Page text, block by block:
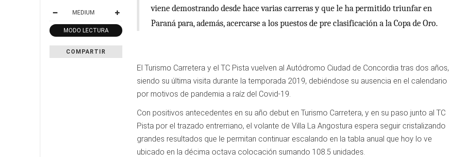
MEDIUM
MODO LECTURA
COMPARTIR
viene demostrando desde hace varias carreras y que le ha permitido triunfar en
Paraná para, además, acercarse a los puestos de pre clasificación a la Copa de Oro.
El Turismo Carretera y el TC Pista vuelven al Autódromo Ciudad de Concordia tras dos años,
siendo su última visita durante la temporada 2019, debiéndose su ausencia en el calendario
por motivos de pandemia a raíz del Covid-19.
Con positivos antecedentes en su año debut en Turismo Carretera, y en su paso junto al TC
Pista por el trazado entrerriano, el volante de Villa La Angostura espera seguir cristalizando
grandes resultados que le permitan continuar escalando en la tabla anual que hoy lo ve
ubicado en la décima octava colocación sumando 108.5 unidades.